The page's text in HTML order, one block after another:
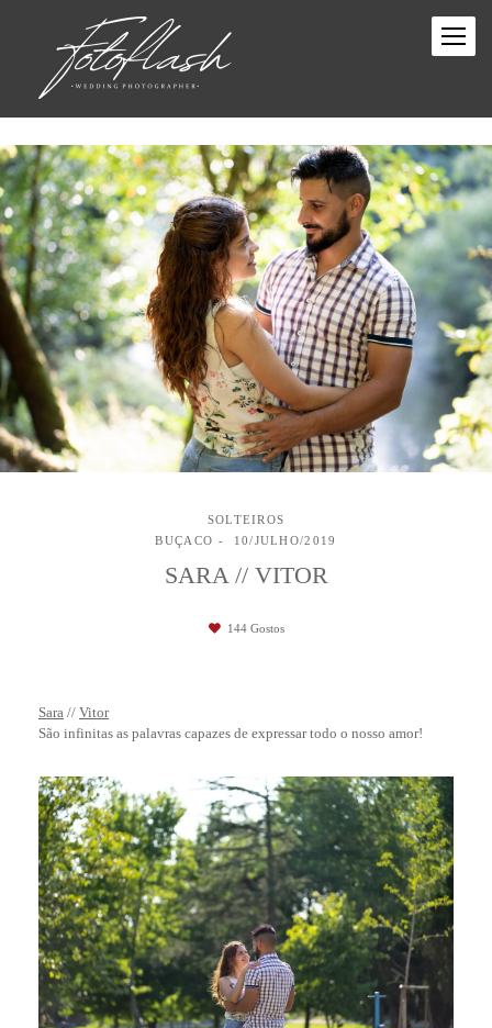
SOLTEIROS
BUÇACO
10/JULHO/2019
SARA // VITOR
144Gostos
Sara // Vitor
São infinitas as palavras capazes de expressar todo o nosso amor!